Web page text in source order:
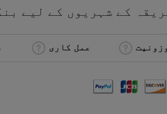
کے شہریوں کے لیے
عمل کاری